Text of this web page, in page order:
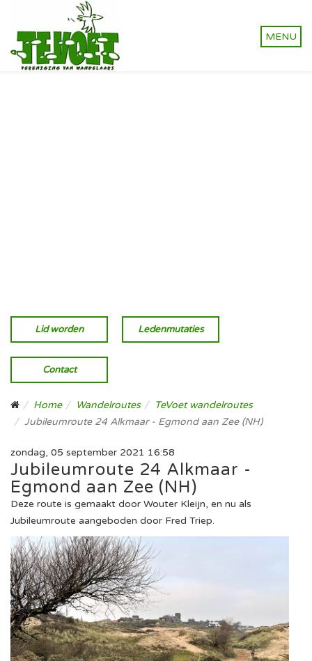
Lid worden Ledenmutaties
Contact
Home Wandelroutes
TeVoet wandelroutes
Jubileumroute 24 Alkmaar - Egmond aan Zee (NH)
zondag, 05 september 2021 16:58
Jubileumroute 24 Alkmaar -
Egmond aan Zee (NH)
Deze route is gemaakt door Wouter Kleijn, en nu als
Jubileumroute aangeboden door Fred Triep.